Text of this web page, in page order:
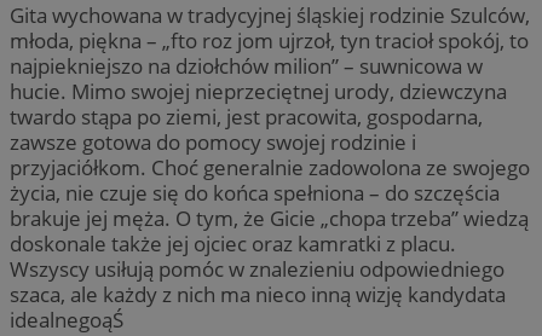
Gita wychowana w tradycyjnej śląskiej rodzinie Szulców,
młoda, piękna – „fto roz jom ujrzoł, tyn tracioł spokój, to
najpiekniejszo na dziołchów milion” – suwnicowa w
hucie. Mimo swojej nieprzeciętnej urody, dziewczyna
twardo stąpa po ziemi, jest pracowita, gospodarna,
zawsze gotowa do pomocy swojej rodzinie i
przyjaciółkom. Choć generalnie zadowolona ze swojego
życia, nie czuje się do końca spełniona – do szczęścia
brakuje jej męża. O tym, że Gicie „chopa trzeba” wiedzą
doskonale także jej ojciec oraz kamratki z placu.
Wszyscy usiłują pomóc w znalezieniu odpowiedniego
szaca, ale każdy z nich ma nieco inną wizję kandydata
idealnegoąŚ